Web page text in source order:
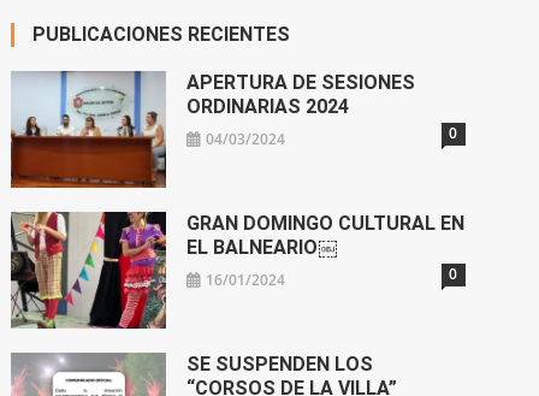
PUBLICACIONES RECIENTES
APERTURA DE SESIONES
ORDINARIAS 2024
04/03/2024 0
GRAN DOMINGO CULTURAL EN
EL BALNEARIO￼
16/01/2024 0
SE SUSPENDEN LOS
“CORSOS DE LA VILLA”